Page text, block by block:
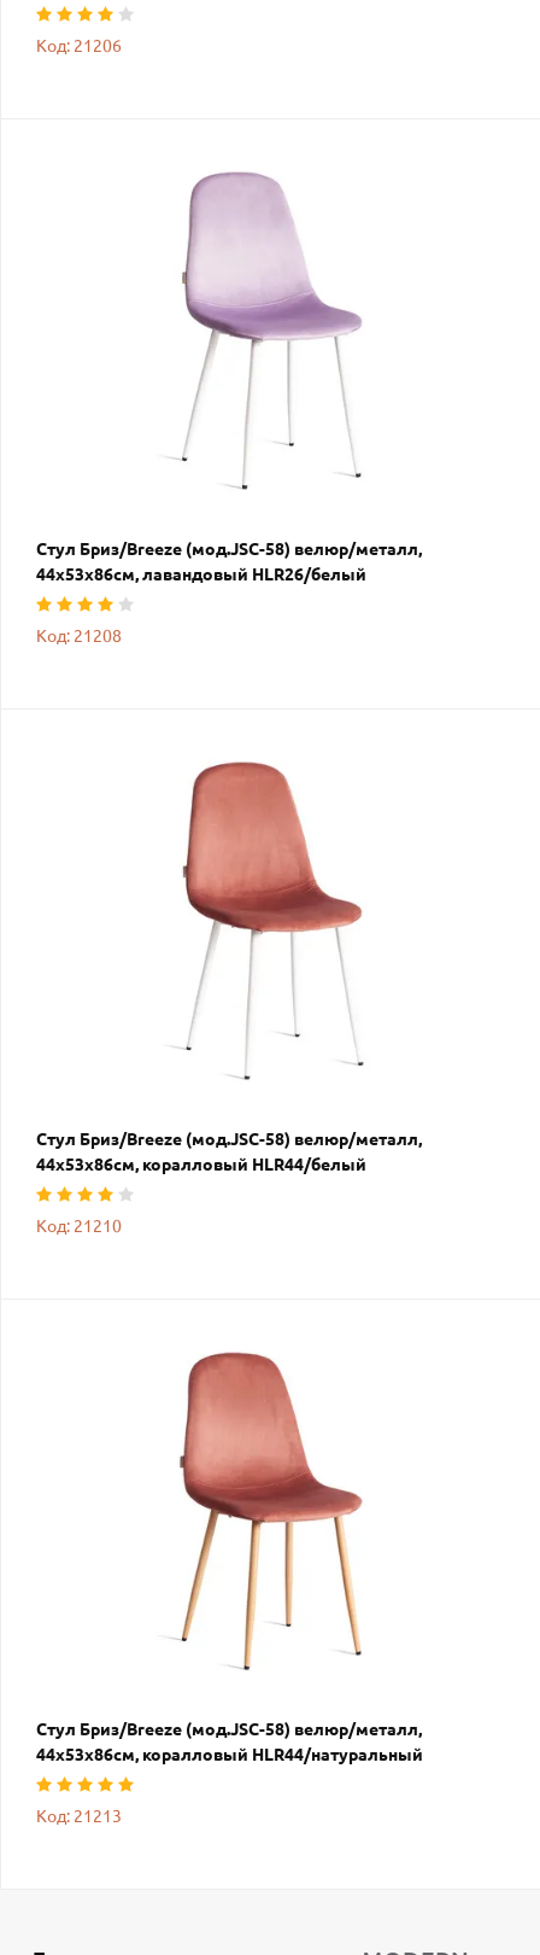
Код: 21206
Стул Бриз/Breeze (мод.JSC-58) велюр/металл,
44х53х86см, лавандовый HLR26/белый
Код: 21208
Стул Бриз/Breeze (мод.JSC-58) велюр/металл,
44х53х86см, коралловый HLR44/белый
Код: 21210
Стул Бриз/Breeze (мод.JSC-58) велюр/металл,
44х53х86см, коралловый HLR44/натуральный
Код: 21213